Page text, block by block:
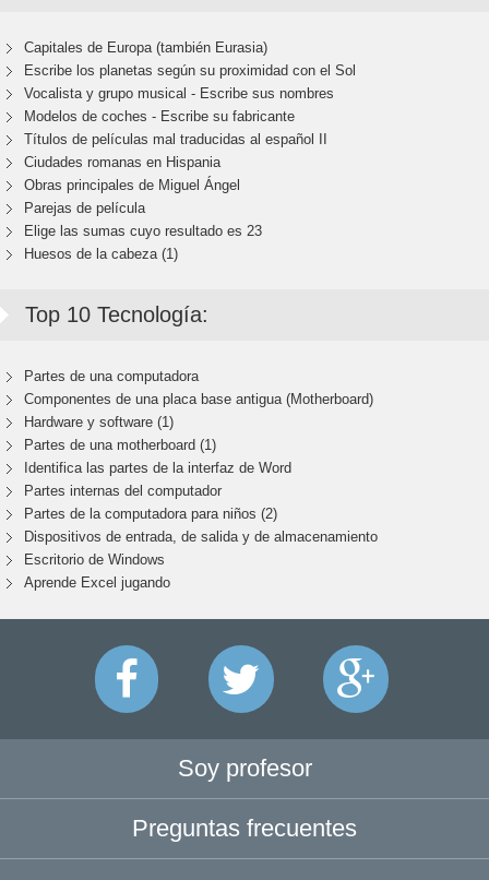
Capitales de Europa (también Eurasia)
Escribe los planetas según su proximidad con el Sol
Vocalista y grupo musical - Escribe sus nombres
Modelos de coches - Escribe su fabricante
Títulos de películas mal traducidas al español II
Ciudades romanas en Hispania
Obras principales de Miguel Ángel
Parejas de película
Elige las sumas cuyo resultado es 23
Huesos de la cabeza (1)
Top 10 Tecnología:
Partes de una computadora
Componentes de una placa base antigua (Motherboard)
Hardware y software (1)
Partes de una motherboard (1)
Identifica las partes de la interfaz de Word
Partes internas del computador
Partes de la computadora para niños (2)
Dispositivos de entrada, de salida y de almacenamiento
Escritorio de Windows
Aprende Excel jugando
Soy profesor
Preguntas frecuentes